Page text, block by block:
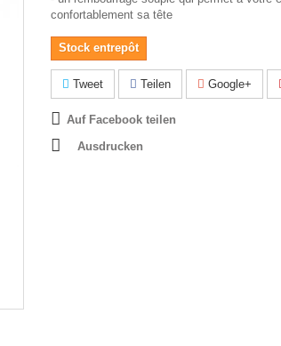
confortablement sa tête
Stock entrepôt
Tweet Teilen Google+
Auf Facebook teilen
Ausdrucken